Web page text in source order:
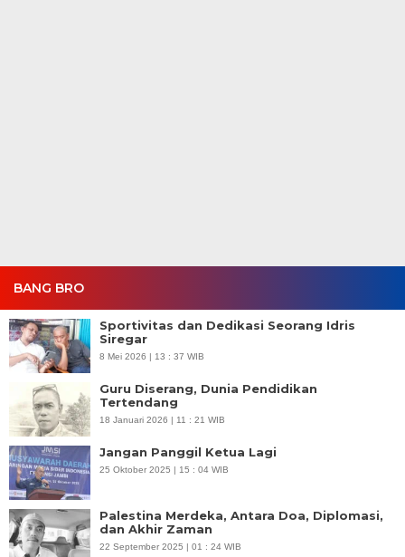
BANG BRO
Sportivitas dan Dedikasi Seorang Idris
Siregar
8 Mei 2026 | 13 : 37 WIB
Guru Diserang, Dunia Pendidikan
Tertendang
18 Januari 2026 | 11 : 21 WIB
Jangan Panggil Ketua Lagi
25 Oktober 2025 | 15 : 04 WIB
Palestina Merdeka, Antara Doa, Diplomasi,
dan Akhir Zaman
22 September 2025 | 01 : 24 WIB